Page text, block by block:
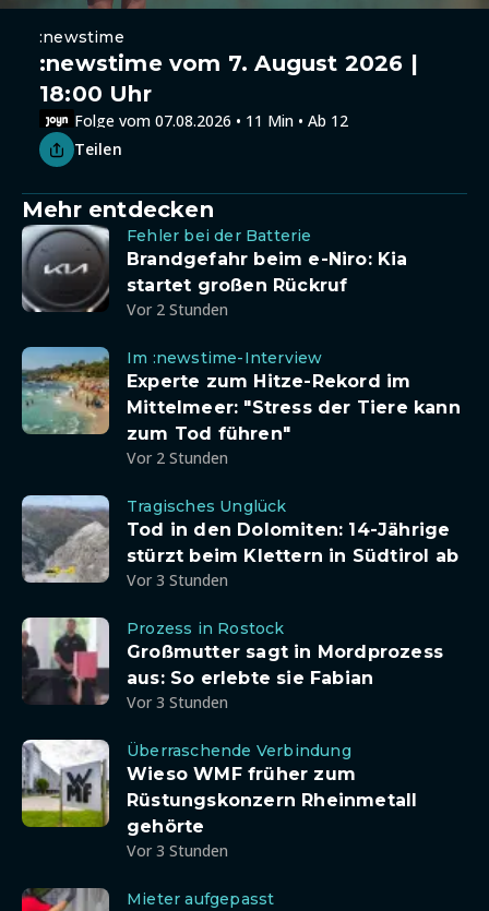
:newstime
:newstime vom 7. August 2026 |
18:00 Uhr
Folge vom 07.08.2026 • 11 Min • Ab 12
Teilen
Mehr entdecken
Fehler bei der Batterie
Brandgefahr beim e-Niro: Kia
startet großen Rückruf
Vor 2 Stunden
Im :newstime-Interview
Experte zum Hitze-Rekord im
Mittelmeer: "Stress der Tiere kann
zum Tod führen"
Vor 2 Stunden
Tragisches Unglück
Tod in den Dolomiten: 14-Jährige
stürzt beim Klettern in Südtirol ab
Vor 3 Stunden
Prozess in Rostock
Großmutter sagt in Mordprozess
aus: So erlebte sie Fabian
Vor 3 Stunden
Überraschende Verbindung
Wieso WMF früher zum
Rüstungskonzern Rheinmetall
gehörte
Vor 3 Stunden
Mieter aufgepasst